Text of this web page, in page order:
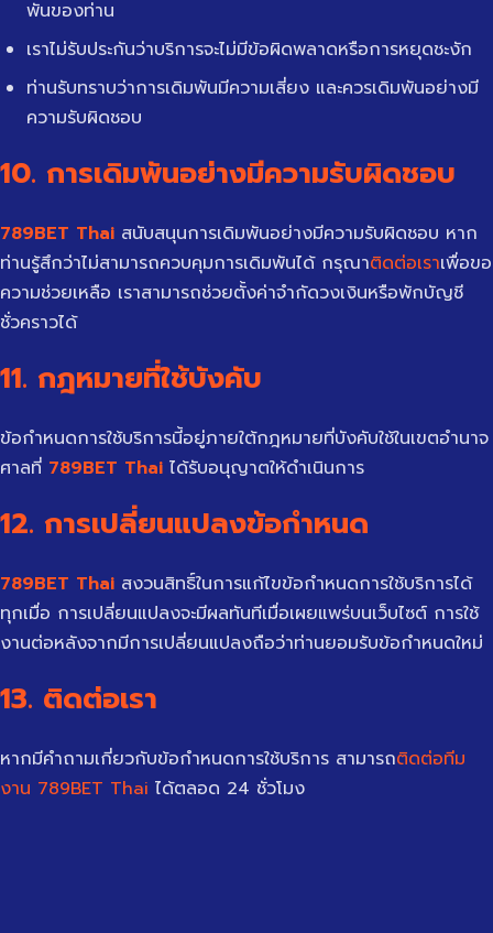
พันของท่าน
เราไม่รับประกันว่าบริการจะไม่มีข้อผิดพลาดหรือการหยุดชะงัก
ท่านรับทราบว่าการเดิมพันมีความเสี่ยง และควรเดิมพันอย่างมี
ความรับผิดชอบ
10. การเดิมพันอย่างมีความรับผิดชอบ
789BET Thai สนับสนุนการเดิมพันอย่างมีความรับผิดชอบ หาก
ท่านรู้สึกว่าไม่สามารถควบคุมการเดิมพันได้ กรุณาติดต่อเราเพื่อขอ
ความช่วยเหลือ เราสามารถช่วยตั้งค่าจำกัดวงเงินหรือพักบัญชี
ชั่วคราวได้
11. กฎหมายที่ใช้บังคับ
ข้อกำหนดการใช้บริการนี้อยู่ภายใต้กฎหมายที่บังคับใช้ในเขตอำนาจ
ศาลที่ 789BET Thai ได้รับอนุญาตให้ดำเนินการ
12. การเปลี่ยนแปลงข้อกำหนด
789BET Thai สงวนสิทธิ์ในการแก้ไขข้อกำหนดการใช้บริการได้
ทุกเมื่อ การเปลี่ยนแปลงจะมีผลทันทีเมื่อเผยแพร่บนเว็บไซต์ การใช้
งานต่อหลังจากมีการเปลี่ยนแปลงถือว่าท่านยอมรับข้อกำหนดใหม่
13. ติดต่อเรา
หากมีคำถามเกี่ยวกับข้อกำหนดการใช้บริการ สามารถติดต่อทีม
งาน 789BET Thai ได้ตลอด 24 ชั่วโมง